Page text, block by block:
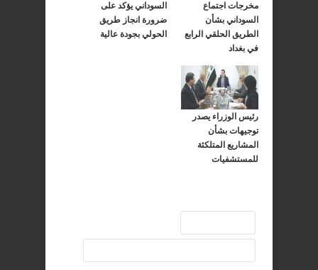
مخرجات اجتماع
السوداني بشأن
الطريق الحلقي الرابع
في بغداد
السوداني يؤكد على
ضرورة انجاز طريق
الحولي بجودة عالية
رئيس الوزراء يصدر
توجيهات بشأن
المشاريع المتلكئة
للمستشفيات